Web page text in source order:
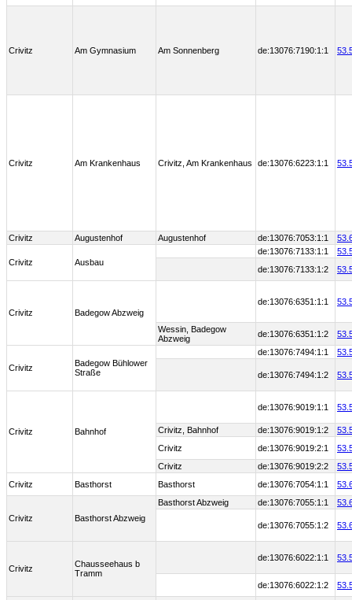
Crivitz Am Gymnasium Am Sonnenberg de:13076:7190:1:1
Crivitz Am Krankenhaus Crivitz, Am Krankenhaus de:13076:6223:1:1
Crivitz Augustenhof Augustenhof de:13076:7053:1:1
Crivitz Ausbau
de:13076:7133:1:1
de:13076:7133:1:2
Crivitz Badegow Abzweig
de:13076:6351:1:1
Wessin, Badegow
Abzweig
de:13076:6351:1:2
Crivitz
Badegow Bühlower
Straße
de:13076:7494:1:1
de:13076:7494:1:2
Crivitz Bahnhof
de:13076:9019:1:1
Crivitz, Bahnhof de:13076:9019:1:2
Crivitz
de:13076:9019:2:1
Crivitz
de:13076:9019:2:2
Crivitz
Basthorst Basthorst de:13076:7054:1:1
Crivitz Basthorst Abzweig
Basthorst Abzweig de:13076:7055:1:1
de:13076:7055:1:2
Crivitz
Chausseehaus b
Tramm
de:13076:6022:1:1
de:13076:6022:1:2